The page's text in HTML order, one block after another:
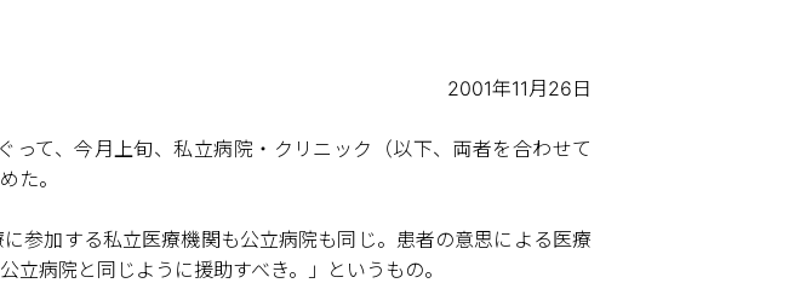
2001年11月26日
て、今月上旬、私立病院・クリニック（以下、両者を合わせて
た。
参加する私立医療機関も公立病院も同じ。患者の意思による医療
病院と同じように援助すべき。」というもの。